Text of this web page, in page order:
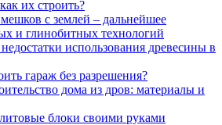
их строить?
с землей – дальнейшее
и глинобитных технологий
использования древесины в
гараж без разрешения?
дома из дров: материалы и
блоки своими руками